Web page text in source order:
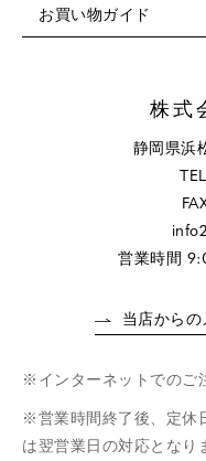
お買い物ガイド
株式
静岡県浜
営業時間
当店から
インターネットでのご
営業時間終了後、定休
は翌営業日の対応となり